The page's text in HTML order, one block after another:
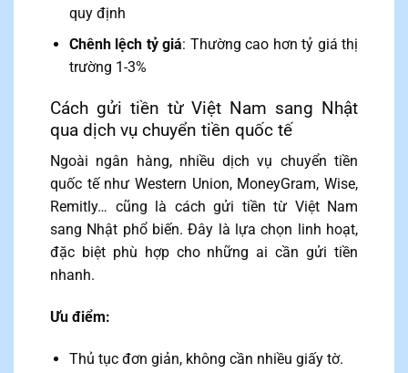
quy định
Chênh lệch tỷ giá: Thường cao hơn tỷ giá thị
trường 1-3%
Cách gửi tiền từ Việt Nam sang Nhật
qua dịch vụ chuyển tiền quốc tế
Ngoài ngân hàng, nhiều dịch vụ chuyển tiền
quốc tế như Western Union, MoneyGram, Wise,
Remitly… cũng là cách gửi tiền từ Việt Nam
sang Nhật phổ biến. Đây là lựa chọn linh hoạt,
đặc biệt phù hợp cho những ai cần gửi tiền
nhanh.
Ưu điểm:
Thủ tục đơn giản, không cần nhiều giấy tờ.